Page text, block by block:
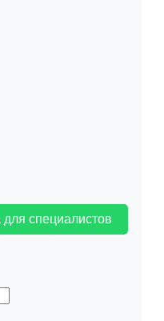
специалистов